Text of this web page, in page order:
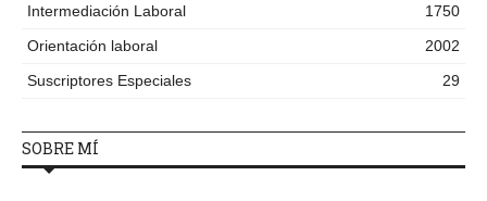
Intermediación Laboral
1750
Orientación laboral
2002
Suscriptores Especiales
29
SOBRE MÍ